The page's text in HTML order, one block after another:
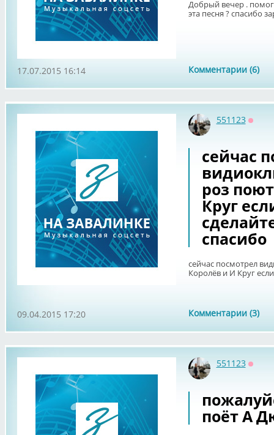
Добрый вечер .
эта песня ? спасибо
Комментарии (6)
17.07.2015 16:14
551123
сейчас
роз
Круг
спасибо
сейчас посмотрел
Королёв и И Круг
Комментарии (3)
09.04.2015 17:20
551123
поёт А